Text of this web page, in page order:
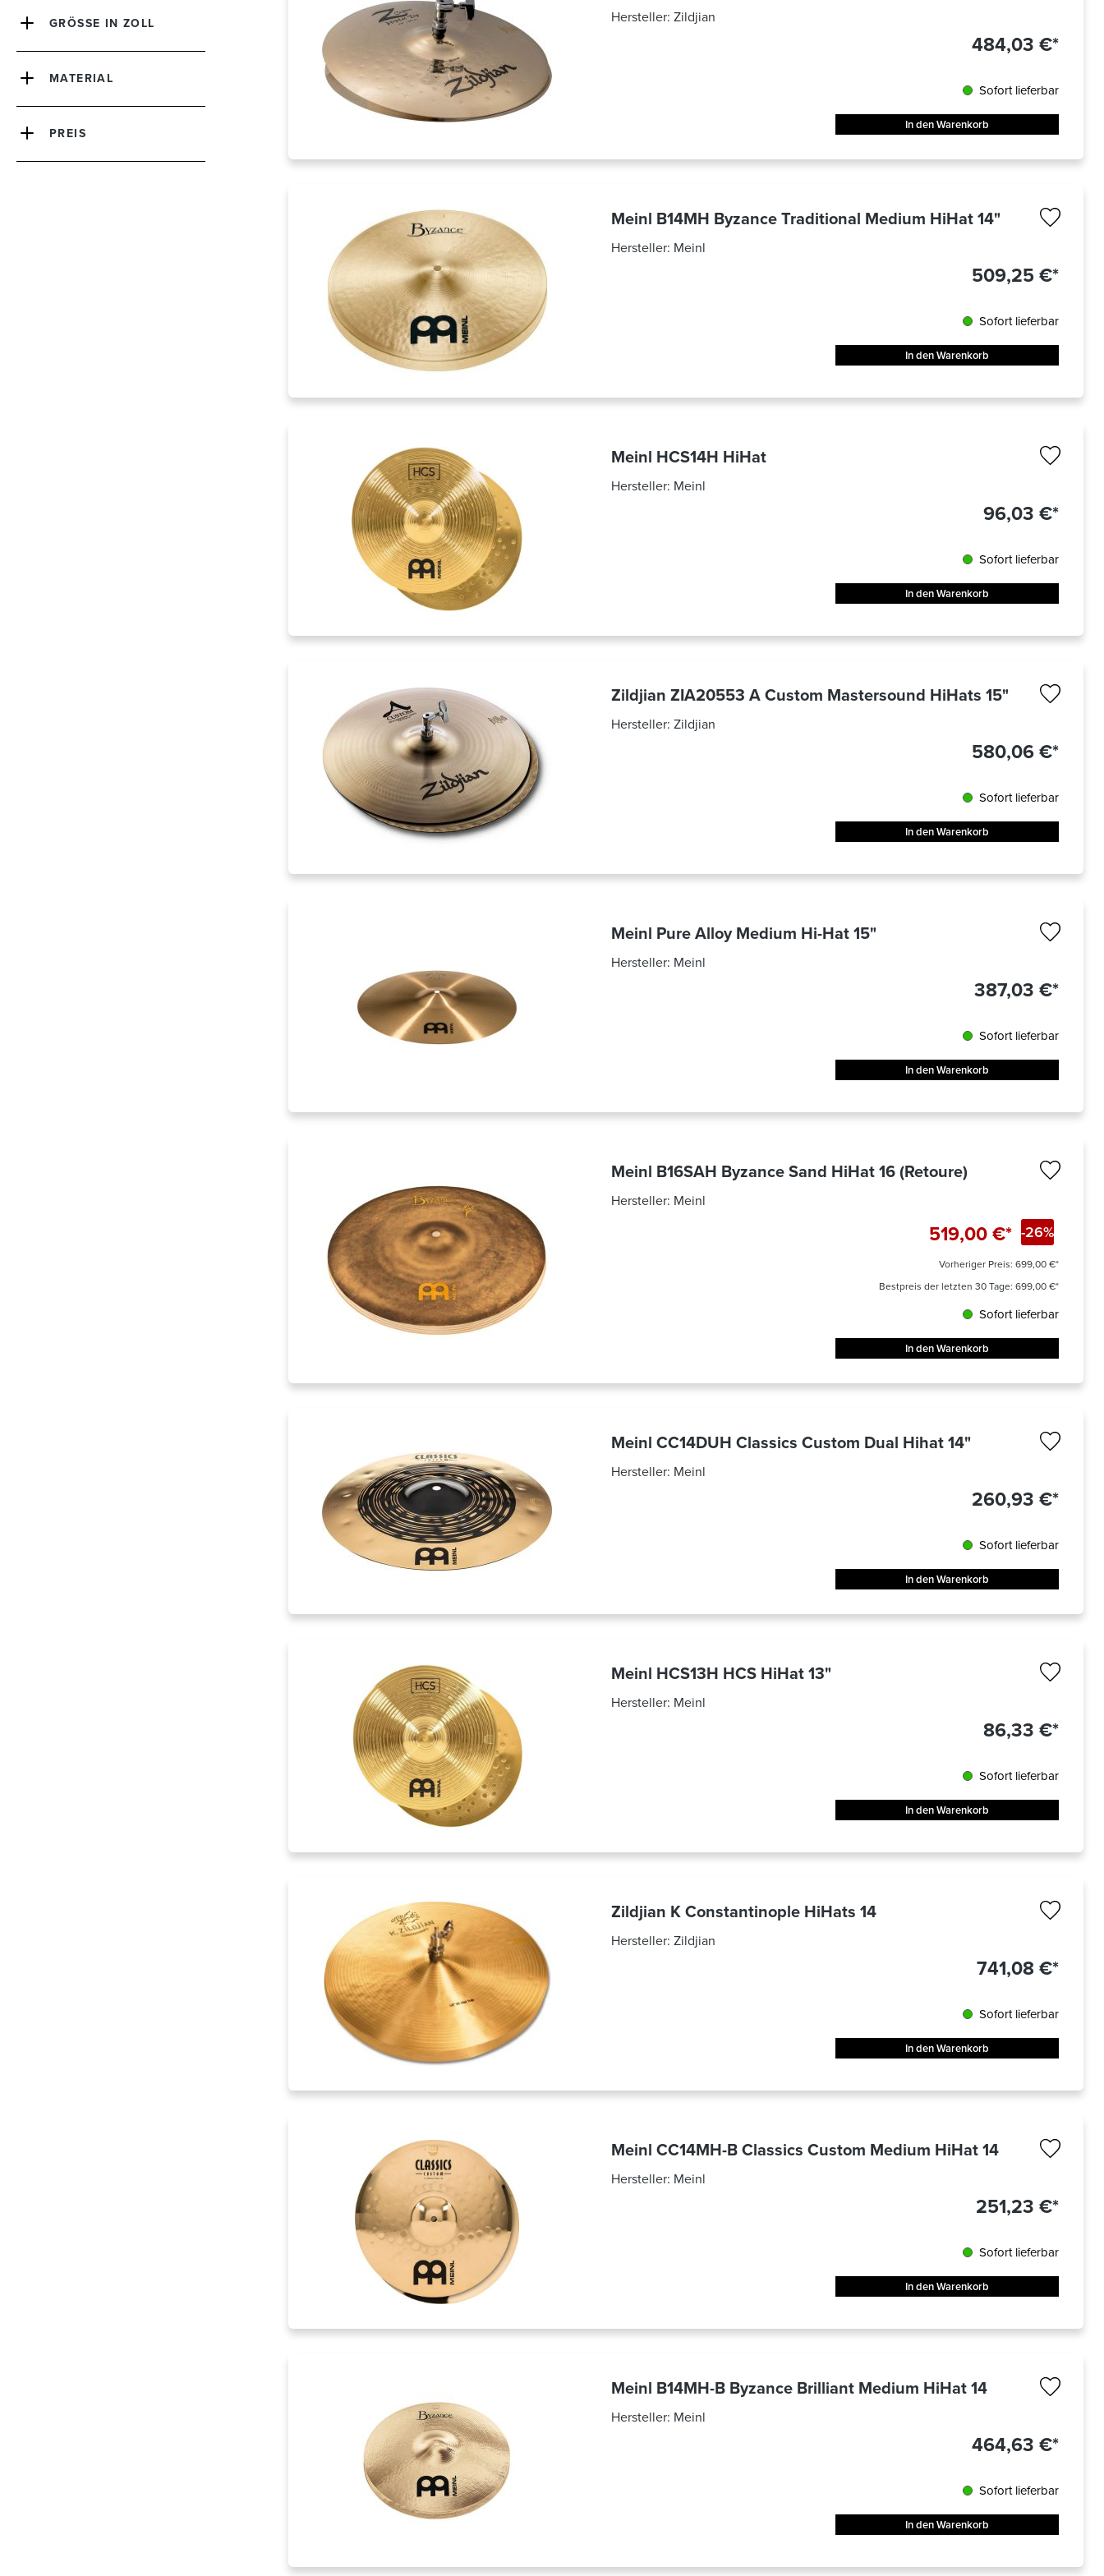
GRÖSSE IN ZOLL
MATERIAL
PREIS
Hersteller:Zildjian
484,03 €*
Sofort lieferbar
In den Warenkorb
Meinl B14MH Byzance Traditional Medium HiHat 14"
Hersteller: Meinl
509,25 €*
Sofort lieferbar
In den Warenkorb
Meinl HCS14H HiHat
Hersteller: Meinl
96,03 €*
Sofort lieferbar
In den Warenkorb
Zildjian ZIA20553 A Custom Mastersound HiHats 15"
Hersteller:Zildjian
580,06 €*
Sofort lieferbar
In den Warenkorb
Meinl Pure Alloy Medium Hi-Hat 15"
Hersteller: Meinl
387,03 €*
Sofort lieferbar
In den Warenkorb
Meinl B16SAH Byzance Sand HiHat 16 (Retoure)
Hersteller: Meinl
519,00 €* -26%
Vorheriger Preis: 699,00 €*
Bestpreis der letzten 30 Tage: 699,00 €*
Sofort lieferbar
In den Warenkorb
Meinl CC14DUH Classics Custom Dual Hihat 14"
Hersteller: Meinl
260,93 €*
Sofort lieferbar
In den Warenkorb
Meinl HCS13H HCS HiHat 13"
Hersteller: Meinl
86,33 €*
Sofort lieferbar
In den Warenkorb
Zildjian K Constantinople HiHats 14
Hersteller:Zildjian
741,08 €*
Sofort lieferbar
In den Warenkorb
Meinl CC14MH-B Classics Custom Medium HiHat 14
Hersteller: Meinl
251,23 €*
Sofort lieferbar
In den Warenkorb
Meinl B14MH-B Byzance Brilliant Medium HiHat 14
Hersteller: Meinl
464,63 €*
Sofort lieferbar
In den Warenkorb